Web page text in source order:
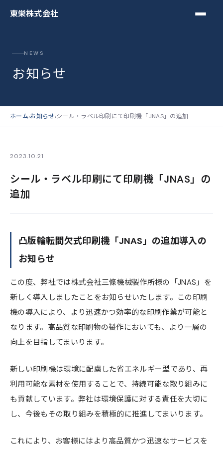
東栄株式会社
NEWS
お知らせ
ホーム›お知らせ›シール・ラベル印刷にて印刷機「JNAS」の追加
2023.10.21
シール・ラベル印刷にて印刷機「JNAS」の
追加
凸版輪転間欠式印刷機「JNAS」の追加導入の
お知らせ
この度、弊社では株式会社三條機械製作所様の「JNAS」を
新しく導入しましたことをお知らせいたします。この印刷
機の導入により、より迅速かつ効率的な印刷作業が可能と
なります。高品質な印刷物の製作においても、より一層の
向上を目指してまいります。
新しい印刷機は環境に配慮した省エネルギー型であり、再
利用可能な素材を使用することで、持続可能な取り組みに
も貢献しています。弊社は環境保護に対する責任を大切に
し、今後もその取り組みを積極的に推進してまいります。
これにより、お客様にはより高品質かつ迅速なサービスを